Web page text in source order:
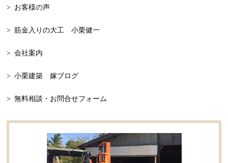
2022年12月
2022年11月
2022年9月
床板の張替え
リフォーム事例
お客様の声
筋金入りの大工 小栗健一
会社案内
小栗建築 嫁ブログ
無料相談・お問合せフォーム